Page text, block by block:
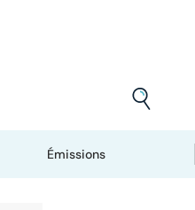
Émissions